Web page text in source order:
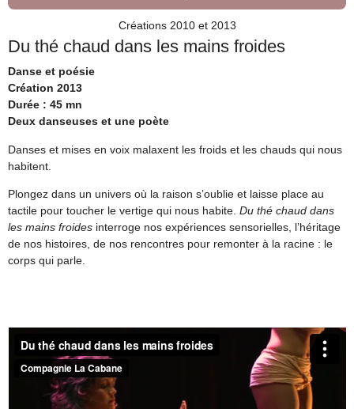
Créations 2010 et 2013
Du thé chaud dans les mains froides
Danse et poésie
Création 2013
Durée : 45 mn
Deux danseuses et une poète
Danses et mises en voix malaxent les froids et les chauds qui nous
habitent.
Plongez dans un univers où la raison s’oublie et laisse place au
tactile pour toucher le vertige qui nous habite. Du thé chaud dans
les mains froides interroge nos expériences sensorielles, l’héritage
de nos histoires, de nos rencontres pour remonter à la racine : le
corps qui parle.